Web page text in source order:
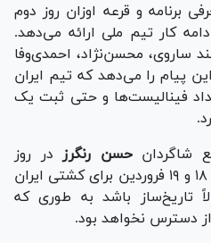
برنامه و قرعه اوزان روز دوم
کار تیم ملی ارائه می‌دهد.
ساروی، محسن‌نژاد، احمدی‌وفا
پیام را می‌دهد که تیم ایران
فینالیست‌ها و حتی ثبت یک
شاگردانحسن رنگرز
در روز
نخست، انتظار می‌رود روز‌های ۱۸ و ۱۹ فروردین برای کشتی ایران
تاریخ‌ساز باشد به طوری که
دسترس نخواهد بود.